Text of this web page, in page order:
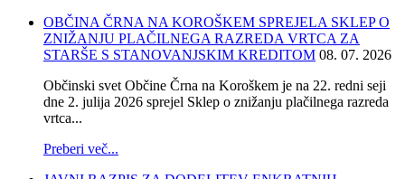
OBČINA ČRNA NA KOROŠKEM SPREJELA SKLEP O
ZNIŽANJU PLAČILNEGA RAZREDA VRTCA ZA
STARŠE S STANOVANJSKIM KREDITOM 08. 07. 2026
Občinski svet Občine Črna na Koroškem je na 22. redni seji
dne 2. julija 2026 sprejel Sklep o znižanju plačilnega razreda
vrtca...
Preberi več...